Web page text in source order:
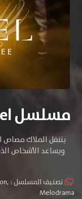
مسلسل Angel الموسم الثالث
ينتقل الملاك مصاص
ويساعد الأشخاص
تصنيف المسلسل : ,
Melodrama